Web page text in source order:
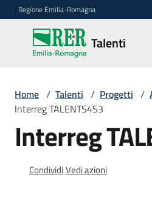
Vai al contenuto
Vai alla navigazione
Vai al footer
Regione Emilia-Romagna
Talenti
Talenti
La
legge
2/2023
Home / Talenti / Progetti /
Interreg TALENTS4S3
Interreg
CondividiVedi azioni